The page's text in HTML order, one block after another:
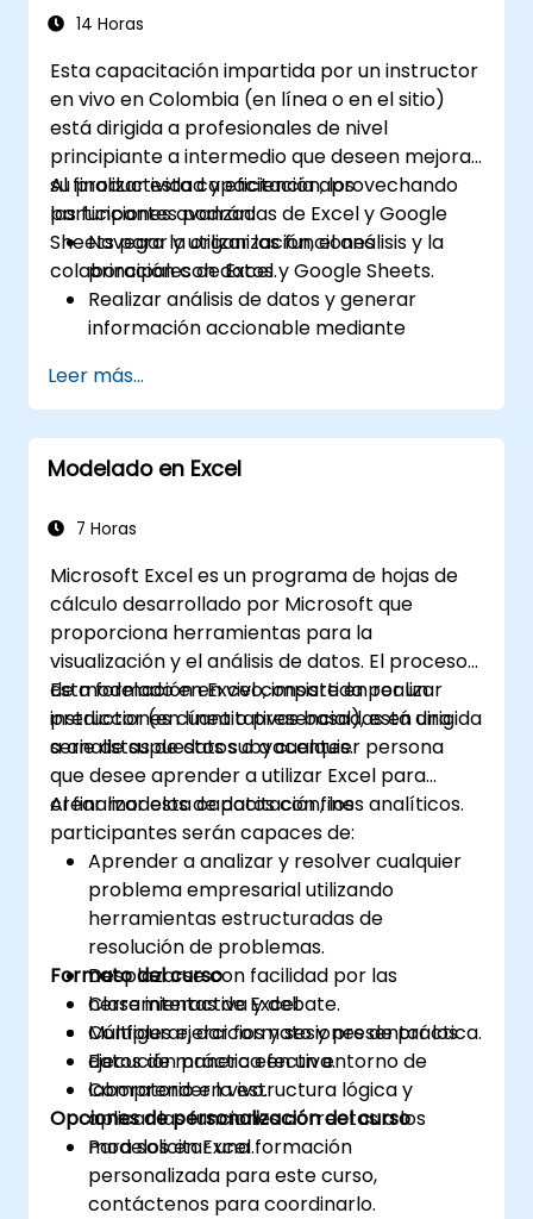
datos.
VBA para optimizar flujos de trabajo.
14 Horas
Esta capacitación impartida por un instructor
en vivo en Colombia (en línea o en el sitio)
está dirigida a profesionales de nivel
principiante a intermedio que deseen mejorar
su productividad y eficiencia aprovechando
las funciones avanzadas de Excel y Google
Sheets para la organización, el análisis y la
colaboración con datos.
Al finalizar esta capacitación, los
participantes podrán:
Navegar y utilizar las funciones
principales de Excel y Google Sheets.
Realizar análisis de datos y generar
información accionable mediante
Colaborar en tiempo real usando Google
Sheets para un trabajo en equipo fluido.
Crear plantillas reutilizables para
informes, seguimiento y gestión de
Leer más...
Modelado en Excel
7 Horas
Microsoft Excel es un programa de hojas de
cálculo desarrollado por Microsoft que
proporciona herramientas para la
visualización y el análisis de datos. El proceso
de modelado en Excel consiste en realizar
predicciones cuantitativas basadas en una
serie de supuestos subyacentes.
Esta formación en vivo, impartida por un
instructor (en línea o presencial), está dirigida
a analistas de datos o a cualquier persona
que desee aprender a utilizar Excel para
crear modelos de datos con fines analíticos.
Al finalizar esta capacitación, los
participantes serán capaces de:
Aprender a analizar y resolver cualquier
problema empresarial utilizando
herramientas estructuradas de
resolución de problemas.
Desplazarse con facilidad por las
herramientas de Excel.
Configurar, dar formato y presentar los
datos de manera efectiva.
Comprender la estructura lógica y
aplicar las funciones correctas a los
modelos en Excel.
Formato del curso
Clase interactiva y debate.
Múltiples ejercicios y sesiones de práctica.
Ejecución práctica en un entorno de
laboratorio en vivo.
Opciones de personalización del curso
Para solicitar una formación
personalizada para este curso,
contáctenos para coordinarlo.